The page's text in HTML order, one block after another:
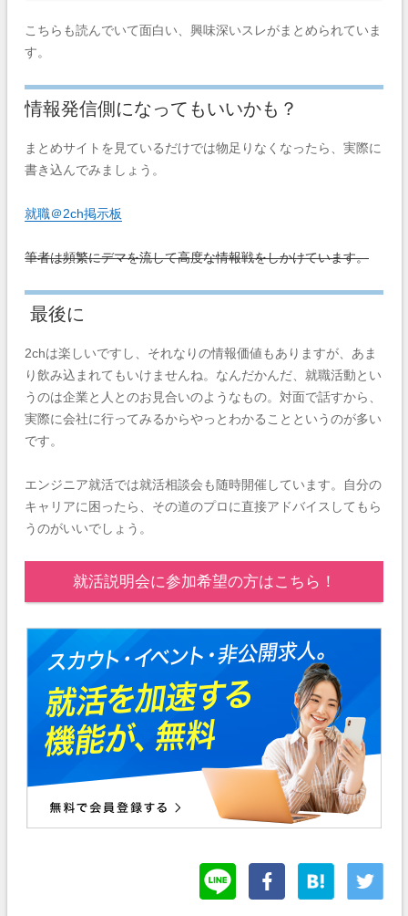
こちらも読んでいて面白い、興味深いスレがまとめられていま
す。
情報発信側になってもいいかも？
まとめサイトを見ているだけでは物足りなくなったら、実際に
書き込んでみましょう。
就職＠2ch掲示板
筆者は頻繁にデマを流して高度な情報戦をしかけています。
最後に
2chは楽しいですし、それなりの情報価値もありますが、あま
り飲み込まれてもいけませんね。なんだかんだ、就職活動とい
うのは企業と人とのお見合いのようなもの。対面で話すから、
実際に会社に行ってみるからやっとわかることというのが多い
です。
エンジニア就活では就活相談会も随時開催しています。自分の
キャリアに困ったら、その道のプロに直接アドバイスしてもら
うのがいいでしょう。
就活説明会に参加希望の方はこちら！